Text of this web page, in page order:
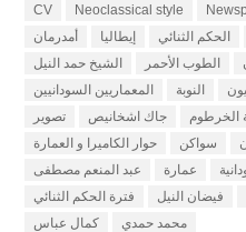
CV Neoclassical style
أمدرمان
إيطاليا الحكم الثنائي
الشيخ حمد النيل
الطوب الأحمر
المعماريين السودانيين
النوبة
تصوير
جاك اشخانيص الخرطوم
حوار الكاميرا و العمارة
سواكن
عبد المنعم مصطفى
عمارة
فترة الحكم الثنائي
فيضان النيل
كمال عباس
محمد حمدي